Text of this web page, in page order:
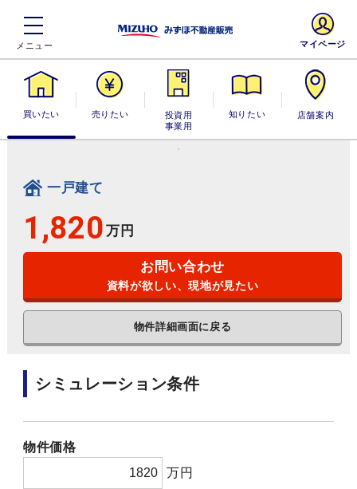
買いたい 売りたい
投資用・事業
用
知りたい 店舗案内
マイページ
一戸建て
1,820 万円
お問い合わせ
資料が欲しい、現地が見たい
物件詳細画面に戻る
シミュレーション条件
物件価格
万円